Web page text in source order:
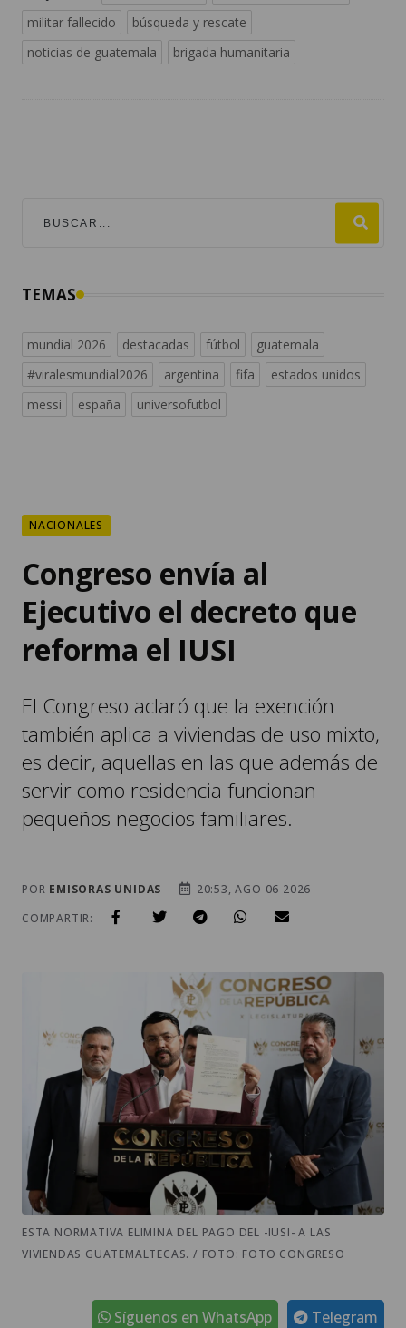
militar fallecido
búsqueda y rescate
noticias de guatemala
brigada humanitaria
TEMAS
mundial 2026 destacadas fútbol
guatemala
#viralesmundial2026
argentina fifa
estados unidos
messi
españa universofutbol
NACIONALES
Congreso envía al
Ejecutivo el decreto que
reforma el IUSI
El Congreso aclaró que la exención
también aplica a viviendas de uso mixto,
es decir, aquellas en las que además de
servir como residencia funcionan
pequeños negocios familiares.
POR EMISORAS UNIDAS
20:53, AGO 06 2026
COMPARTIR:
ESTA NORMATIVA ELIMINA DEL PAGO DEL -IUSI- A LAS
VIVIENDAS GUATEMALTECAS. / FOTO: FOTO CONGRESO
Telegram
Síguenos en WhatsApp